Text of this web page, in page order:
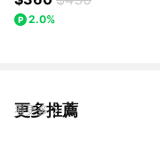
2.0%
更多推薦
看更多